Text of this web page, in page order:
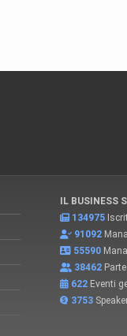
IL BUSINESS
134975
91092
55590
38462
622 Eventi
3753